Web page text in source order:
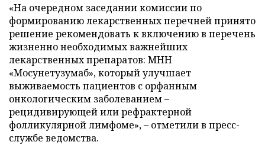
«На очередном заседании комиссии по
формированию лекарственных перечней принято
решение рекомендовать к включению в перечень
жизненно необходимых важнейших
лекарственных препаратов: МНН
«Мосунетузумаб», который улучшает
выживаемость пациентов с орфанным
онкологическим заболеванием –
рецидивирующей или рефрактерной
фолликулярной лимфоме», – отметили в пресс-
службе ведомства.